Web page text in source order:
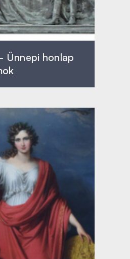
honlap